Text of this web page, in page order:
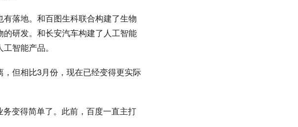
落地。和百图生科联合构建了生物
研发。和长安汽车构建了人工智能
智能产品。
但相比3月份，现在已经变得更实际
变得简单了。此前，百度一直主打